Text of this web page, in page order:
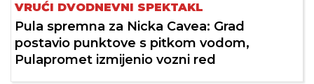
VRUĆI DVODNEVNI SPEKTAKL
Pula spremna za Nicka Cavea: Grad
postavio punktove s pitkom vodom,
Pulapromet izmijenio vozni red